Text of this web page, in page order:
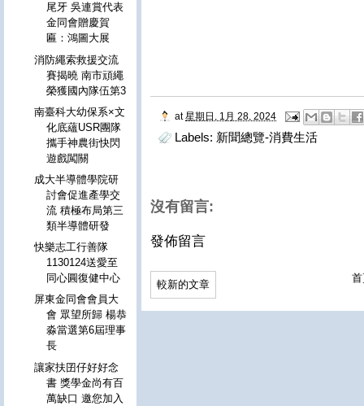
at 星期日, 1月 28, 2024
Labels: 新聞總覽-消費生活
沒有留言:
發佈留言
較新的文章
尾牙 吳連賞代表
金同會贈慶賀
匾：鴻圖大展
消防繩索救援交流
賽揭曉 南市頑繩
榮獲國內隊伍第3
南臺科大幼保系×文
化底蘊USR團隊
攜手神農街快閃
遊戲闖關
成大半導體學院研
討會促進產學交
流 積極布局第三
類半導體研發
快樂志工行善隊
1130124送愛至
同心圓復健中心
屏東金同會會員大
會 眾望所歸 楊恭
淼當選第6屆理事
長
讓家扶囝仔好好念
書 獎學金尚有百
萬缺口 邀您加入